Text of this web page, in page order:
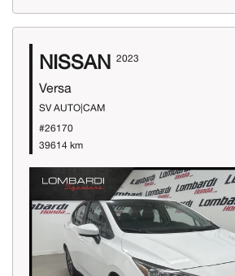
NISSAN 2023
Versa
SV AUTO|CAM
#26170
39614 km